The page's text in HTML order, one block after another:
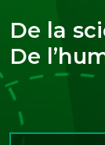
De la
De